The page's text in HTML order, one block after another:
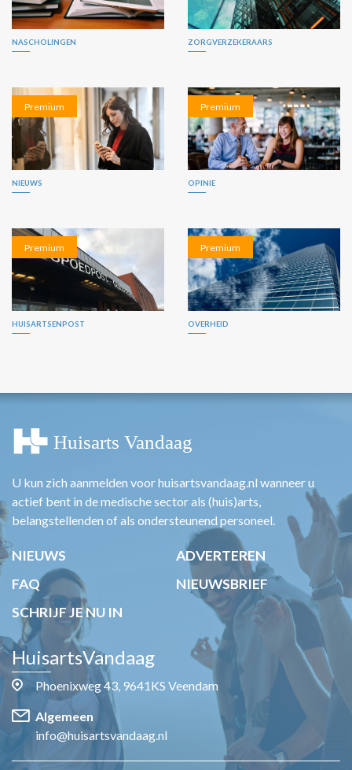
NASCHOLINGEN ZORGVERZEKERAARS
Premium
NIEUWS
Premium
OPINIE
Premium
HUISARTSENPOST
Premium
OVERHEID
U kun zich aanmelden voor huisartsvandaag.nl wanneer u
actief bent in de medische sector als (huis)arts,
belangstellenden of als ondersteunend personeel.
NIEUWS
ADVERTEREN
FAQ
NIEUWSBRIEF
SCHRIJF JE NU IN
HuisartsVandaag
Phoenixweg 43, 9641KS Veendam
Algemeen
info@huisartsvandaag.nl